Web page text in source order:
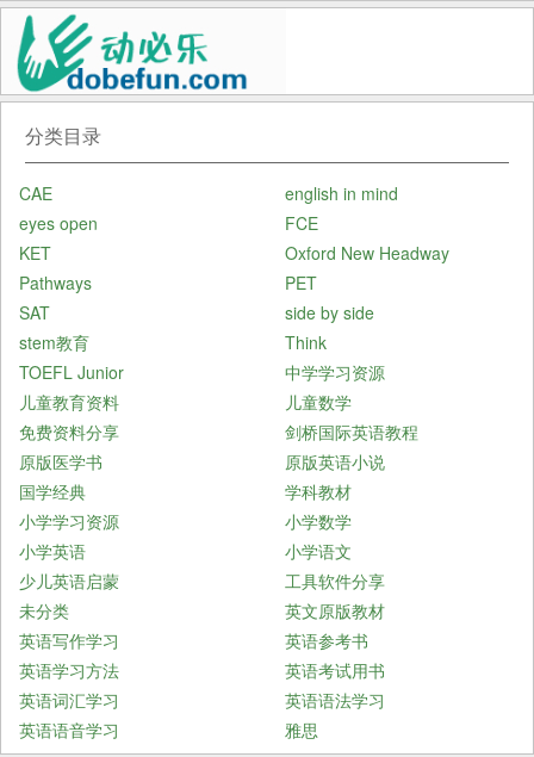
分类目录
CAE
english in mind
eyes open
FCE
KET
Oxford New Headway
Pathways
PET
SAT
side by side
stem教育
Think
TOEFL Junior
中学学习资源
儿童教育资料
儿童数学
免费资料分享
剑桥国际英语教程
原版医学书
原版英语小说
国学经典
学科教材
小学学习资源
小学数学
小学英语
小学语文
少儿英语启蒙
工具软件分享
未分类
英文原版教材
英语写作学习
英语参考书
英语学习方法
英语考试用书
英语词汇学习
英语语法学习
英语语音学习
雅思